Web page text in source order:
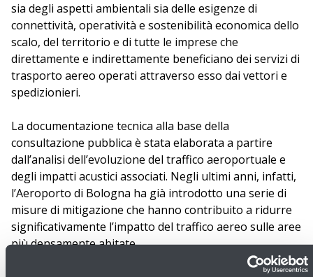
sia degli aspetti ambientali sia delle esigenze di
connettività, operatività e sostenibilità economica dello
scalo, del territorio e di tutte le imprese che
direttamente e indirettamente beneficiano dei servizi di
trasporto aereo operati attraverso esso dai vettori e
spedizionieri.
La documentazione tecnica alla base della
consultazione pubblica è stata elaborata a partire
dall’analisi dell’evoluzione del traffico aeroportuale e
degli impatti acustici associati. Negli ultimi anni, infatti,
l’Aeroporto di Bologna ha già introdotto una serie di
misure di mitigazione che hanno contribuito a ridurre
significativamente l’impatto del traffico aereo sulle aree
più densamente abitate.